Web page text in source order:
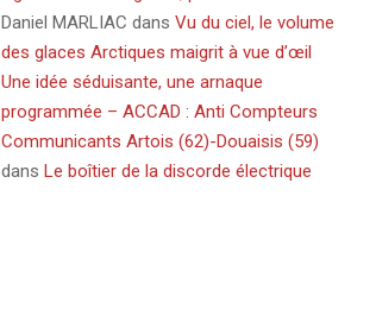
Daniel MARLIAC dans Vu du ciel, le volume
des glaces Arctiques maigrit à vue d’œil
Une idée séduisante, une arnaque
programmée – ACCAD : Anti Compteurs
Communicants Artois (62)-Douaisis (59)
dans Le boîtier de la discorde électrique